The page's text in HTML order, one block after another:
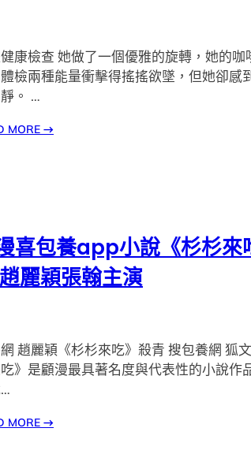
康檢查 她做了一個優雅的旋轉，她的咖
檢兩種能量衝擊得搖搖欲墜，但她卻感
。 …
MORE →
喜包養app小說《杉杉來
麗穎張翰主演
趙麗穎《杉杉來吃》殺青 搜包養網 狐
》是顧漫最具著名度與代表性的小說作
MORE →